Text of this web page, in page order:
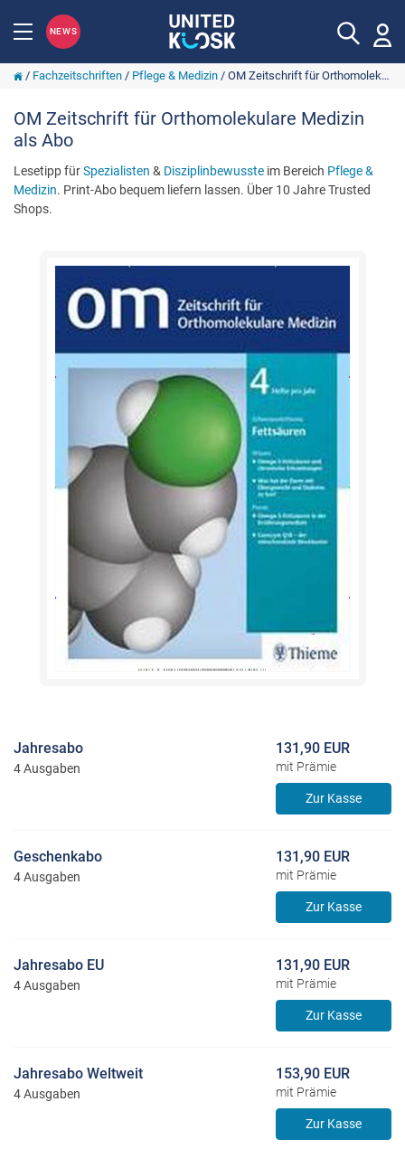
NEWS
/ Fachzeitschriften/ Pflege & Medizin/ OM Zeitschrift für Orthomolekulare Medizin
OM Zeitschrift für Orthomolekulare Medizin
als Abo
Lesetipp fürSpezialisten & Disziplinbewusste im Bereich Pflege &
Medizin. Print-Abo bequem liefern lassen. Über 10 Jahre Trusted
Shops.
Jahresabo
4 Ausgaben
131,90 EUR
mit Prämie
Zur Kasse
Geschenkabo
4 Ausgaben
131,90 EUR
mit Prämie
Zur Kasse
Jahresabo EU
4 Ausgaben
131,90 EUR
mit Prämie
Zur Kasse
Jahresabo Weltweit
4 Ausgaben
153,90 EUR
mit Prämie
Zur Kasse